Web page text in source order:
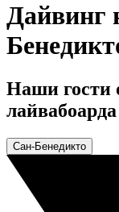
Дайвинг
Наши гости
Сан-Бенедикто